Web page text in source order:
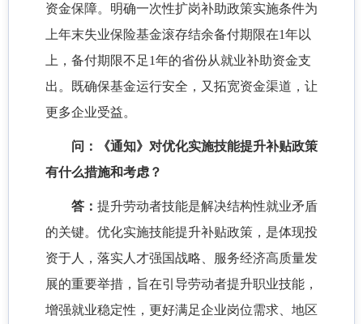
资金保障。明确一次性扩岗补助政策实施条件为
上年末失业保险基金滚存结余备付期限在1年以
上，备付期限不足1年的省份从就业补助资金支
出。既确保基金运行安全，又拓宽资金渠道，让
更多企业受益。
问：《通知》对优化实施技能提升补贴政策
有什么措施和考虑？
答： 提升劳动者技能是解决结构性就业矛盾
的关键。优化实施技能提升补贴政策，是体现投
资于人，落实人才强国战略、服务经济高质量发
展的重要举措，旨在引导劳动者提升职业技能，
增强就业稳定性，更好满足企业岗位需求、地区